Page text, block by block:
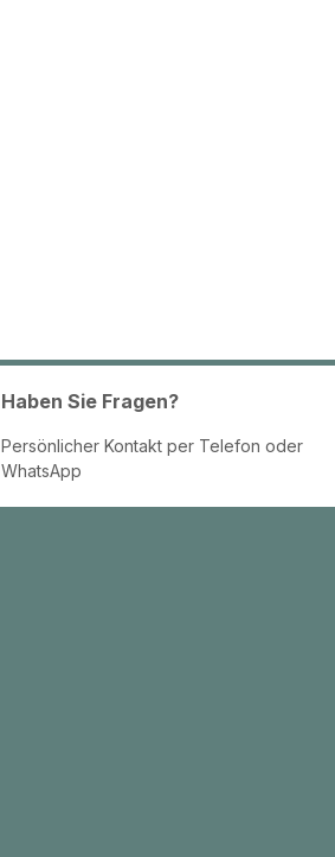
Haben Sie Fragen?
Persönlicher Kontakt per Telefon oder
WhatsApp